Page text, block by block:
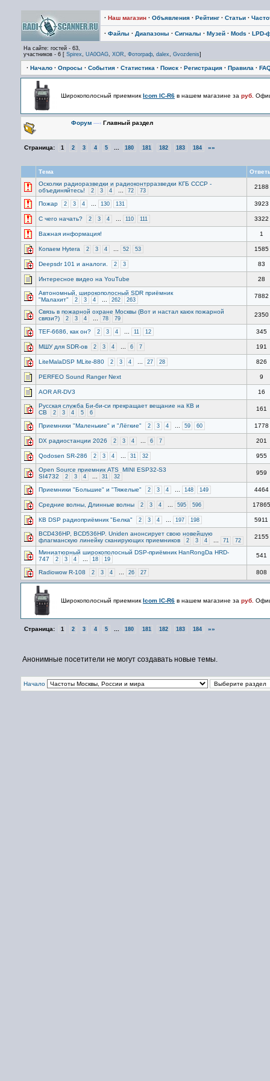
· Наш магазин · Объявления · Рейтинг · Статьи ·
· Файлы · Диапазоны · Сигналы · Музей · Mods · LPD-
На сайте: гостей - 63,
участников - 6 [ Spirex, UA0OAG, XOR, Фотограф, dalex, Gvozdenis]
· Начало · Опросы · События · Статистика · Поиск · Регистрация · Правила ·
Широкополосный приемник Icom IC-R6 в нашем магазине за руб.
Форум —› Главный раздел
Страница: 1 2 3 4 5 180 181 182 183 184 »»
Тема
Осколки радиоразведки и радиоконтрразведки КГБ СССР -
объединяйтесь!
2 3 4 72 73
2188
Пожар 2 3 4 130 131 3923
С чего начать? 2 3 4 110 111 3322
Важная информация! 1
Копаем Hytera 2 3 4 52 53 1585
Deepsdr 101 и аналоги. 2 3 83
Интересное видео на YouTube 28
Автономный, широкополосный SDR приёмник
"Малахит"
2 3 4 262 263
7882
Связь в пожарной охране Москвы (Вот и настал каюк пожарной
связи?)
2 3 4 78 79
2350
TEF-6686, как он? 2 3 4 11 12 345
МШУ для SDR-ов 2 3 4 6 7 191
LiteMalaDSP MLite-880 2 3 4 27 28 826
PERFEO Sound Ranger Next 9
AOR AR-DV3 16
Русская служба Би-би-си прекращает вещание на КВ и
СВ
2 3 4 5 6
161
Приемники "Маленькие" и "Лёгкие" 2 3 4 59 60 1778
DX радиостанции 2026 2 3 4 6 7 201
Qodosen SR-286 2 3 4 31 32 955
Open Source приемник ATS_MINI ESP32-S3
SI4732
2 3 4 31 32
959
Приемники "Большие" и "Тяжелые" 2 3 4 148 149 4464
Средние волны, Длинные волны 2 3 4 595 596 17865
КВ DSP радиоприёмник "Белка" 2 3 4 197 198 5911
BCD436HP, BCD536HP. Uniden анонсирует свою новейшую
флагманскую линейку сканирующих приемников
2 3 4 71 72
2155
Миниатюрный широкополосный DSP-приёмник HanRongDa HRD-
747
2 3 4 18 19
541
Radiowow R-108 2 3 4 26 27 808
Широкополосный приемник Icom IC-R6 в нашем магазине за руб.
Страница: 1 2 3 4 5 180 181 182 183 184 »»
Анонимные посетители не могут создавать новые темы.
Начало